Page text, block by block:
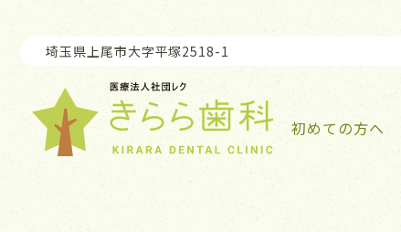
大字平塚2518-1
初めての方へ